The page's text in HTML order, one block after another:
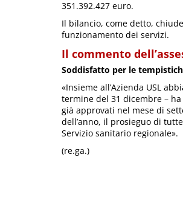
351.392.427 euro.
Il bilancio, come detto,
funzionamento dei servizi.
Il commento
Soddisfatto per le
«Insieme all’Azienda USL
termine del 31 dicembre –
già approvati nel mese di
dell’anno, il prosieguo di
Servizio sanitario regionale».
(re.ga.)